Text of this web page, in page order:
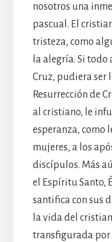
nosotros una
pascual. El
tristeza, como
la alegría. Si todo
Cruz, pudiera ser
Resurrección de
al cristiano, le
esperanza, como
mujeres, a los
discípulos. Más
el Espíritu Santo,
santifica con sus
la vida del
transfigurada por